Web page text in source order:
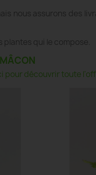
nous assurons des
qui le compose.
pour découvrir toute